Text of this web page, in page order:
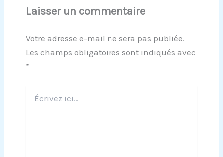
Laisser un commentaire
Votre adresse e-mail ne sera pas publiée.
Les champs obligatoires sont indiqués avec
*
ici…